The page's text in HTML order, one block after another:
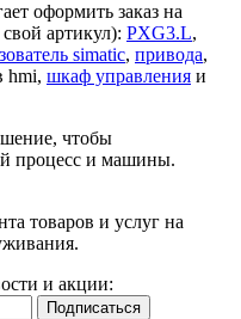
оформить заказ на
артикул): PXG3.L,
simatic, привода,
hmi, шкаф управления и
чтобы
процесс и машины.
товаров и услуг на
и акции: